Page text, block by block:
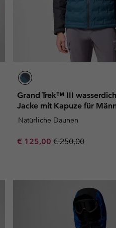
Grand Trek™ III
Jacke mit Kapuze für
Natürliche Daunen
Sale price:
€ 125,00 Regular price:
€ 250,00